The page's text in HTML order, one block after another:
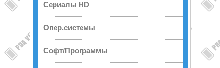
Сериалы HD
Опер.системы
Софт/Программы